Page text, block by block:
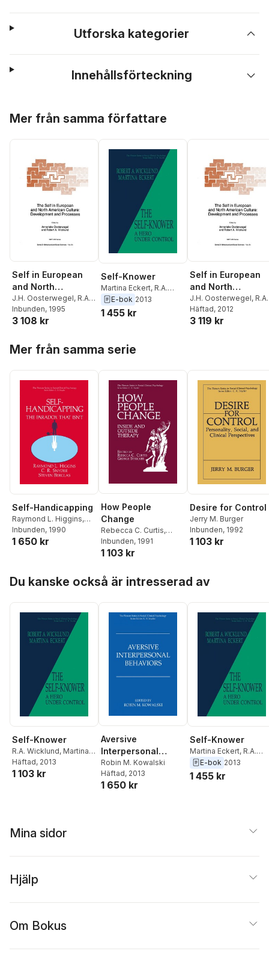
Utforska kategorier
Innehållsförteckning
Mer från samma författare
Self in European
and North
American Culture
J.H. Oosterwegel, R.A.
Wicklund
Inbunden, 1995
3 108 kr
Self-Knower
Martina Eckert, R.A.
Wicklund
E-bok 2013
1 455 kr
Self in European
and North
American Culture
J.H. Oosterwegel, R.A.
Wicklund
Häftad, 2012
3 119 kr
Mer från samma serie
Self-Handicapping
Raymond L. Higgins,
C.R. Snyder,Steven
Berglas
Inbunden, 1990
1 650 kr
How People
Change
Rebecca C. Curtis,
George Stricker
Inbunden, 1991
1 103 kr
Desire for Control
Jerry M. Burger
Inbunden, 1992
1 103 kr
Du kanske också är intresserad av
Self-Knower
R.A. Wicklund, Martina
Eckert
Häftad, 2013
1 103 kr
Aversive
Interpersonal
Behaviors
Robin M. Kowalski
Häftad, 2013
1 650 kr
Self-Knower
Martina Eckert, R.A.
Wicklund
E-bok 2013
1 455 kr
Mina sidor
Hjälp
Om Bokus